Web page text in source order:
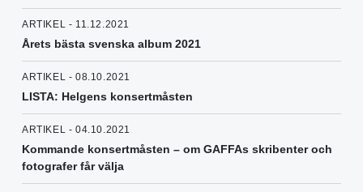
ARTIKEL - 11.12.2021
Årets bästa svenska album 2021
ARTIKEL - 08.10.2021
LISTA: Helgens konsertmåsten
ARTIKEL - 04.10.2021
Kommande konsertmåsten – om GAFFAs skribenter och
fotografer får välja